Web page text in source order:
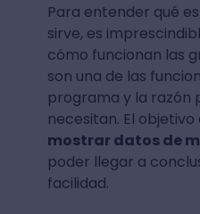
Para entender qué
sirve, es
cómo funcionan las
son una de las
programa y la razón
necesitan. El
mostrar datos de
poder llegar a
facilidad.